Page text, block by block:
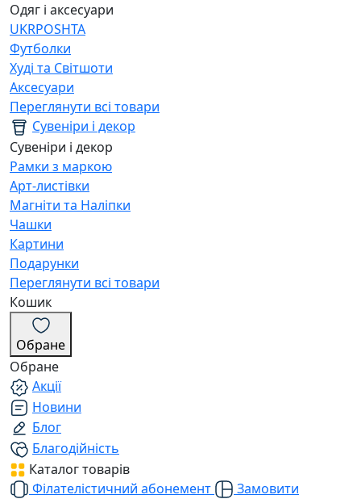
Одяг і аксесуари
UKRPOSHTA
Футболки
Худі та Світшоти
Аксесуари
Переглянути всі товари
Сувеніри і декор
Сувеніри і декор
Рамки з маркою
Арт-листівки
Магніти та Наліпки
Чашки
Картини
Подарунки
Переглянути всі товари
Кошик
Обране
Обране
Акції
Новини
Блог
Благодійність
Каталог товарів
Філателістичний абонемент
Замовити